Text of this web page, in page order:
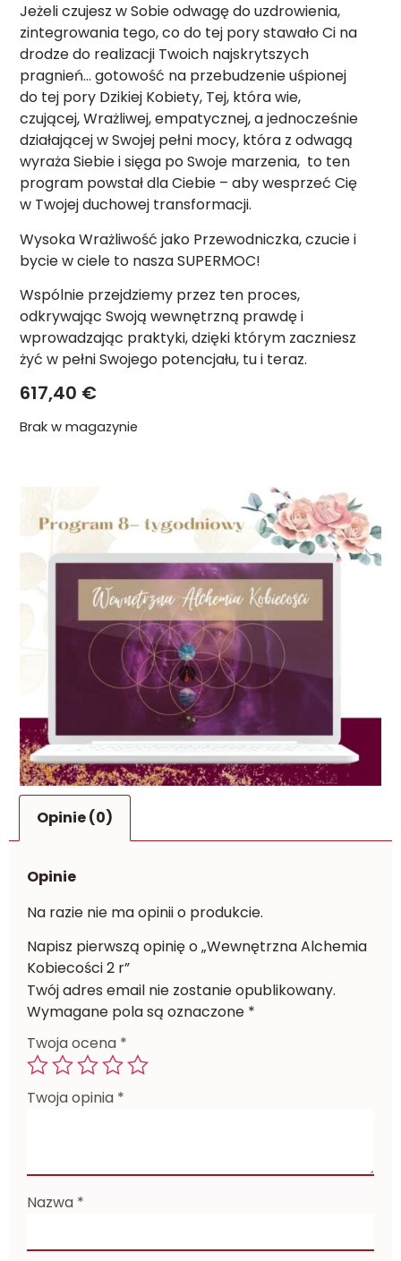
Jeżeli czujesz w Sobie odwagę do uzdrowienia,
zintegrowania tego, co do tej pory stawało Ci na
drodze do realizacji Twoich najskrytszych
pragnień… gotowość na przebudzenie uśpionej
do tej pory Dzikiej Kobiety, Tej, która wie,
czującej, Wrażliwej, empatycznej, a jednocześnie
działającej w Swojej pełni mocy, która z odwagą
wyraża Siebie i sięga po Swoje marzenia, to ten
program powstał dla Ciebie – aby wesprzeć Cię
w Twojej duchowej transformacji.
Wysoka Wrażliwość jako Przewodniczka, czucie i
bycie w ciele to nasza SUPERMOC!
Wspólnie przejdziemy przez ten proces,
odkrywając Swoją wewnętrzną prawdę i
wprowadzając praktyki, dzięki którym zaczniesz
żyć w pełni Swojego potencjału, tu i teraz.
617,40 €
Brak w magazynie
Opinie (0)
Opinie
Na razie nie ma opinii o produkcie.
Napisz pierwszą opinię o „Wewnętrzna Alchemia
Kobiecości 2 r”
Twój adres email nie zostanie opublikowany.
Wymagane pola są oznaczone *
Twoja ocena *
Twoja opinia *
Nazwa *